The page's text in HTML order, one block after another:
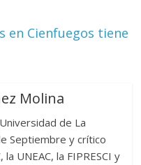
en Cienfuegos tiene
Molina
de La
Septiembre y crítico
UNEAC, la FIPRESCI y